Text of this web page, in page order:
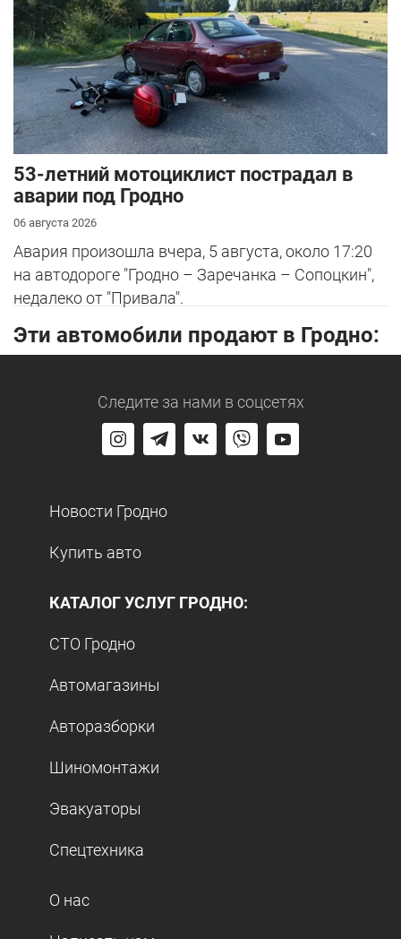
53-летний мотоциклист пострадал в
аварии под Гродно
06 августа 2026
Авария произошла вчера, 5 августа, около 17:20
на автодороге "Гродно – Заречанка – Сопоцкин",
недалеко от "Привала".
Эти автомобили продают в Гродно:
Следите за нами в соцсетях
Новости Гродно
Купить авто
КАТАЛОГ УСЛУГ ГРОДНО:
СТО Гродно
Автомагазины
Авторазборки
Шиномонтажи
Эвакуаторы
Спецтехника
О нас